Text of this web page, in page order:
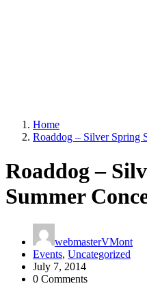
Home
Roaddog – Silver Spring
Roaddog –
Summer
webmasterVMont
Events, Uncategorized
July 7, 2014
0 Comments